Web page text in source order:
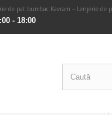
de pat bumbac Kavram – Lenjerie de
- 18:00